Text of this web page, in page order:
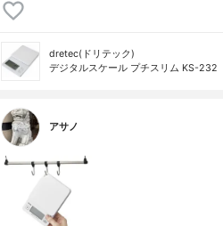
dretec(ドリテック)
デジタルスケール プチスリム KS-232
アサノ